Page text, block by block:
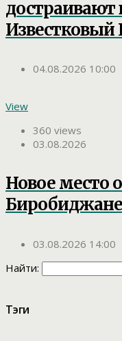
достраивают
Известковый
04.08.2026 10:00
View
360 views
03.08.2026
Новое место
Биробиджане
03.08.2026 14:00
Найти:
Тэги